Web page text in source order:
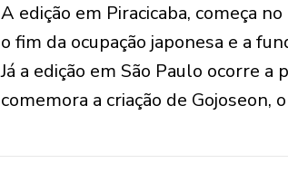
A edição em Piracicaba, começa
o fim da ocupação japonesa e a
Já a edição em São Paulo ocorre
comemora a criação de Gojoseon,